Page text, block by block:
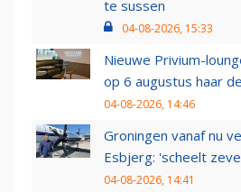
te sussen
04-08-2026, 15:33
Nieuwe Privium-
op 6 augustus haar
04-08-2026, 14:46
Groningen vanaf nu
Esbjerg: 'scheelt
04-08-2026, 14:41